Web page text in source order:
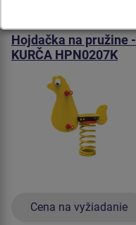
Hojdačka na pružine -
KURČA HPN0207K
Cena na vyžiadanie